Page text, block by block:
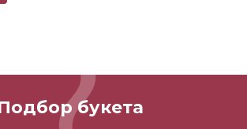
700 ₽
букета